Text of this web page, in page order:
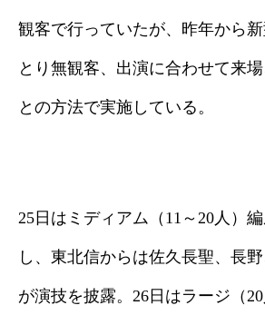
観客で行っていたが、昨年から
とり無観客、出演に合わせて来
との方法で実施している。
25日はミディアム（11～20人）
し、東北信からは佐久長聖、長
が演技を披露。26日はラージ（